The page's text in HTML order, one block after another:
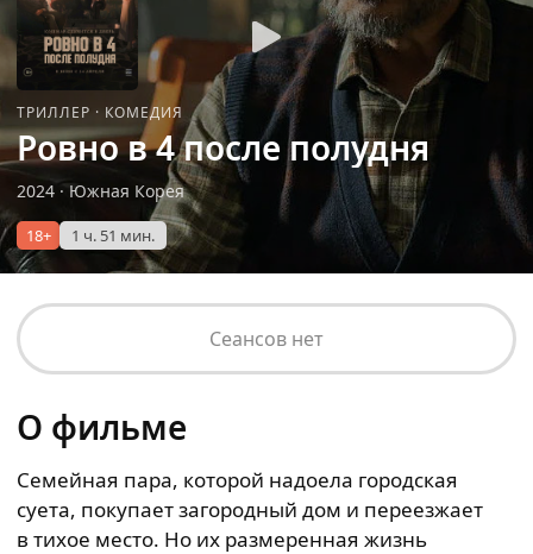
ТРИЛЛЕР · КОМЕДИЯ
Ровно в 4 после полудня
2024 ·Южная Корея
18+ 1 ч. 51 мин.
Сеансов нет
О фильме
Семейная пара, которой надоела городская
суета, покупает загородный дом и переезжает
в тихое место. Но их размеренная жизнь